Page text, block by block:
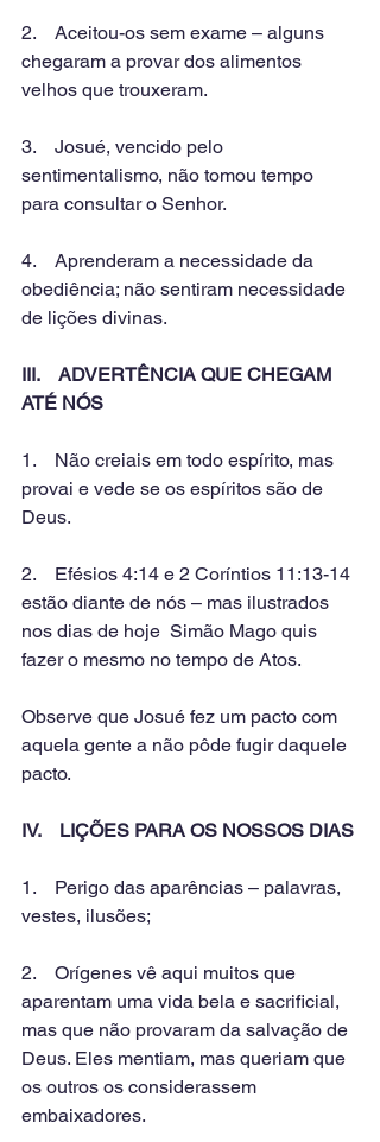
2.    Aceitou-os sem exame – alguns
chegaram a provar dos alimentos
velhos que trouxeram.
3.    Josué, vencido pelo
sentimentalismo, não tomou tempo
para consultar o Senhor.
4.    Aprenderam a necessidade da
obediência; não sentiram necessidade
de lições divinas.
III.    ADVERTÊNCIA QUE CHEGAM
ATÉ NÓS
1.    Não creiais em todo espírito, mas
provai e vede se os espíritos são de
Deus.
2.    Efésios 4:14 e 2 Coríntios 11:13-14
estão diante de nós – mas ilustrados
nos dias de hoje  Simão Mago quis
fazer o mesmo no tempo de Atos.
Observe que Josué fez um pacto com
aquela gente a não pôde fugir daquele
pacto.
IV.    LIÇÕES PARA OS NOSSOS DIAS
1.    Perigo das aparências – palavras,
vestes, ilusões;
2.    Orígenes vê aqui muitos que
aparentam uma vida bela e sacrificial,
mas que não provaram da salvação de
Deus. Eles mentiam, mas queriam que
os outros os considerassem
embaixadores.